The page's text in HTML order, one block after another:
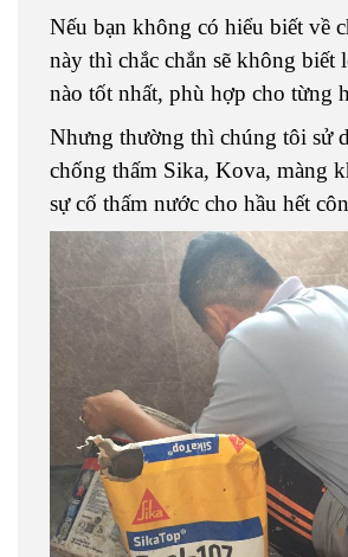
Nếu bạn không có hiểu biết về
này thì chắc chắn sẽ không biết
nào tốt nhất, phù hợp cho từng
Nhưng thường thì chúng tôi sử
chống thấm Sika, Kova, màng
sự cố thấm nước cho hầu hết